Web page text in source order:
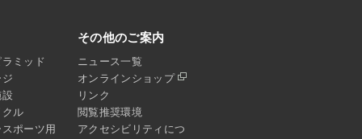
ミッド
クル
ポーツ用
その他のご案内
ニュース一覧
オンラインショップ
リンク
閲覧推奨環境
アクセシビリティにつ